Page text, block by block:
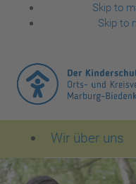
Skip to
Skip to
Wir über uns